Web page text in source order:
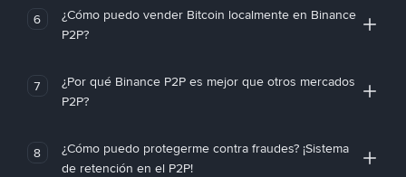
6
¿Cómo puedo vender Bitcoin localmente en Binance
P2P?
7
¿Por qué Binance P2P es mejor que otros mercados
P2P?
8
¿Cómo puedo protegerme contra fraudes? ¡Sistema
de retención en el P2P!